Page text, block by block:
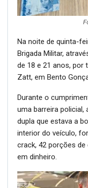
Na noite de quinta-
Brigada Militar,
de 18 e 21 anos, por
Zatt, em Bento
Durante o
uma barreira policial,
dupla que estava a
interior do veículo,
crack, 42 porções de
em dinheiro.